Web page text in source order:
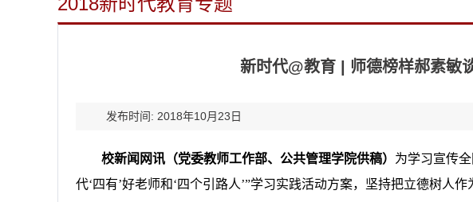
新时代@教育 | 师德榜样郝素敏
发布时间: 2018年10月23日
校新闻网讯（党委教师工作部、公共管理学院供稿） 为学习宣传
代‘四有’好老师和‘四个引路人’”学习实践活动方案，坚持把立德树人作